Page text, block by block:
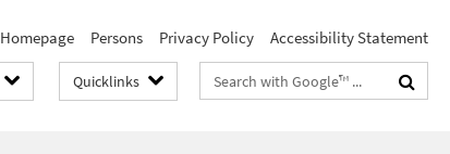
Homepage Persons Privacy Policy Accessibility Statement
Quicklinks
Search
terms